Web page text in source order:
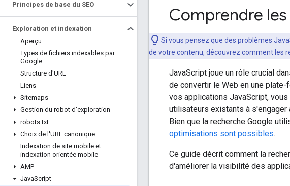
Principes de base du SEO
Exploration et indexation
Aperçu
Types de fichiers indexables par
Google
Structure d'URL
Liens
Sitemaps
Gestion du robot d'exploration
robots.txt
Choix de l'URL canonique
Indexation de site mobile et
indexation orientée mobile
AMP
JavaScript
Comprendre les
Si vous pensez que des problèmes
de votre contenu, découvrez comment les
JavaScript joue un rôle crucial
de convertir le Web en une
vos applications JavaScript,
utilisateurs existants à s'engager
Bien que la recherche Google
optimisations sont possibles.
Ce guide décrit comment la
d'améliorer la visibilité des